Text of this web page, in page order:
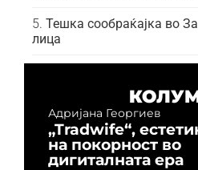
Тешка сообраќајка во
лица
Адријана Георгиев
„Tradwife“,
на покорност во
дигиталната ера